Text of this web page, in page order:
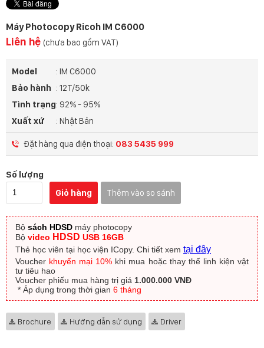
Máy Photocopy Ricoh IM C6000
Liên hệ (chưa bao gồm VAT)
Model
: IM C6000
Bảo hành : 12T/50k
Tình trạng: 92% - 95%
Xuất xứ
: Nhật Bản
Đặt hàng qua điện thoại: 083 5435 999
Số lượng
Giỏ hàng
Thêm vào so sánh
Bộ sách HDSD máy photocopy
Bộ video HDSD USB 16GB
Thẻ học viên tại học viện ICopy. Chi tiết xem tại đây
Voucher khuyến mại 10% khi mua hoặc thay thế linh kiện vật
tư tiêu hao
Voucher phiếu mua hàng trị giá 1.000.000 VNĐ
​ * Áp dụng trong thời gian 6 tháng
Brochure Hướng dẫn sử dụng Driver